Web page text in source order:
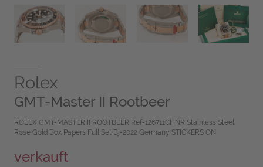
Rolex
GMT-Master II Rootbeer
ROLEX GMT-MASTER II ROOTBEER Ref-126711CHNR Stainless Steel
Rose Gold Box Papers Full Set Bj-2022 Germany STICKERS ON
verkauft